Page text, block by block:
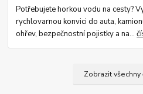
Potřebujete horkou vodu na cesty?
rychlovarnou konvici do auta,
ohřev, bezpečnostní pojistky a na...
Zobrazit všechny